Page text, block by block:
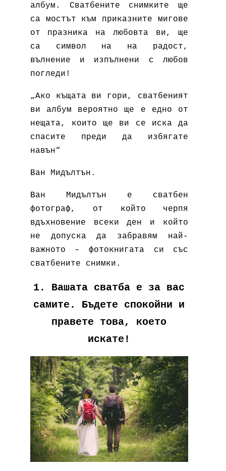
албум. Сватбените снимките ще
са мостът към приказните мигове
от празника на любовта ви, ще
са символ на на радост,
вълнение и изпълнени с любов
погледи!
„Ако къщата ви гори, сватбеният
ви албум вероятно ще е едно от
нещата, които ще ви се иска да
спасите преди да избягате
навън“
Ван Мидълтън.
Ван Мидълтън е сватбен
фотограф, от който черпя
вдъхновение всеки ден и който
не допуска да забравям най-
важното – фотокнигата си със
сватбените снимки.
1. Вашата сватба е за вас
самите. Бъдете спокойни и
правете това, което
искате!